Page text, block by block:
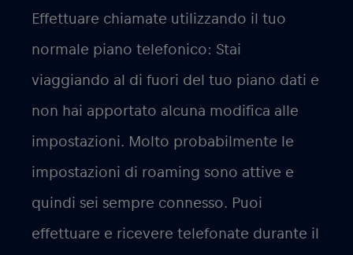
Effettuare chiamate utilizzando il tuo
normale piano telefonico: Stai
viaggiando al di fuori del tuo piano dati e
non hai apportato alcuna modifica alle
impostazioni. Molto probabilmente le
impostazioni di roaming sono attive e
quindi sei sempre connesso. Puoi
effettuare e ricevere telefonate durante il